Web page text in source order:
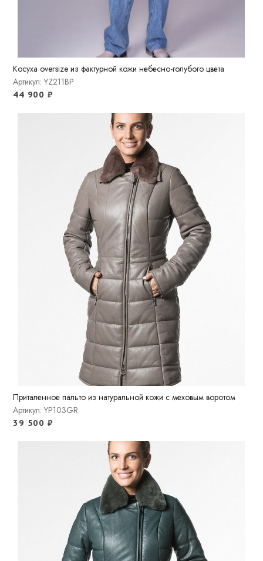
Косуха oversize из фактурной кожи небесно-голубого цвета
Артикул: YZ211BP
44 900 ₽
Приталенное пальто из натуральной кожи c меховым воротом
Артикул: YP103GR
39 500 ₽